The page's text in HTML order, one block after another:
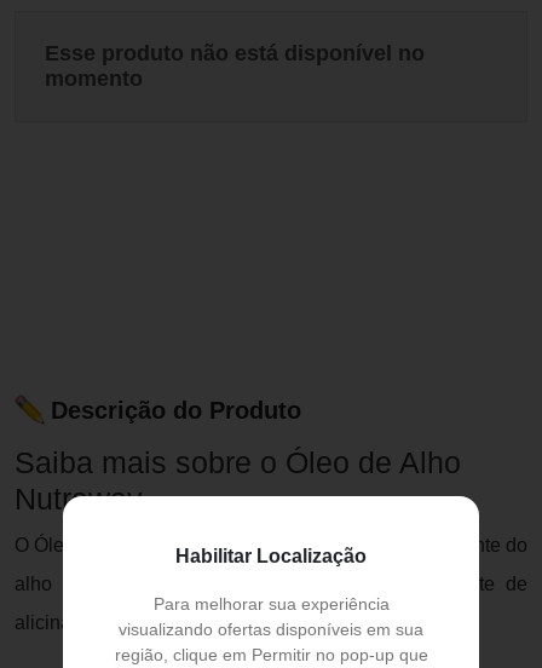
Habilitar Localização
Para melhorar sua experiência
visualizando ofertas disponíveis em sua
região, clique em Permitir no pop-up que
Esse produto não está disponível no
momento
Descrição do Produto
Saiba mais sobre o Óleo de Alho
Nutraway
O Óleo de Alho Nutraway 250mg é extraído basicamente do
alho (
), que é uma importante i fonte de
alicina, uma substância bioativa.